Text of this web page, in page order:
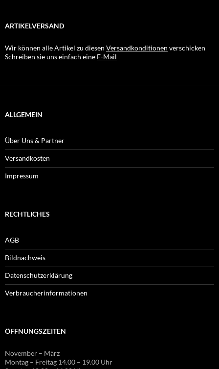
ARTIKELVERSAND
Wir können alle Artikel zu diesen Versandkonditionen verschicken
Schreiben sie uns einfach eine E-Mail
ALLGEMEIN
Über Uns & Partner
Versandkosten
Impressum
RECHTLICHES
AGB
Bildnachweis
Datenschutzerklärung
Verbraucherinformationen
ÖFFNUNGSZEITEN
November – März
Montag – Freitag 14.00 – 19.00 Uhr